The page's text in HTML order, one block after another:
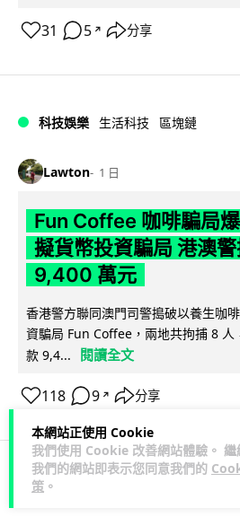
本網站正使用 Cookie
我們使用 Cookie 改善網站體驗。 繼
我們的網站即表示您同意我們的
策 。
31 5 ↗ 分享
科技娛樂 生活科技 區塊鏈
Lawton 1 日
Fun Coffee 咖啡騙局
擬貨幣投資騙局 港澳
9,400 萬元
香港警方聯同澳門司警搗破以養生咖
資騙局 Fun Coffee，兩地共拘捕 8 人
款 9,4...
閱讀全文
118 9 ↗ 分享
科技娛樂